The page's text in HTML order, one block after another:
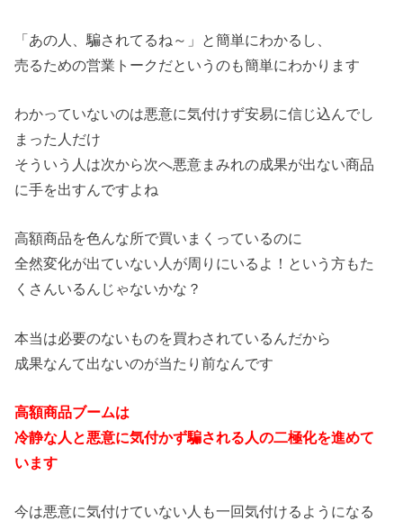
「あの人、騙されてるね～」と簡単にわかるし、
売るための営業トークだというのも簡単にわかります
わかっていないのは悪意に気付けず安易に信じ込んでし
まった人だけ
そういう人は次から次へ悪意まみれの成果が出ない商品
に手を出すんですよね
高額商品を色んな所で買いまくっているのに
全然変化が出ていない人が周りにいるよ！という方もた
くさんいるんじゃないかな？
本当は必要のないものを買わされているんだから
成果なんて出ないのが当たり前なんです
高額商品ブームは
冷静な人と悪意に気付かず騙される人の二極化を進めて
います
今は悪意に気付けていない人も一回気付けるようになる